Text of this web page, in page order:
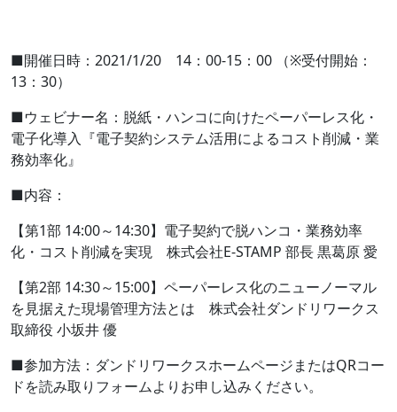
■開催日時： 2021/1/20 14 ： 00-15 ： 00
（※受付開始：
13 ： 30）
■ウェビナー名：脱紙・ハンコに向けたペーパーレス化・
電子化導入『電子契約システム活用によるコスト削減・業
務効率化』
■内容：
【第1部 14:00～14:30】電子契約で脱ハンコ・業務効率
化・コスト削減を実現 株式会社E-STAMP 部長 黒葛原 愛
【第2部 14:30～15:00】ペーパーレス化のニューノーマル
を見据えた現場管理方法とは 株式会社ダンドリワークス
取締役 小坂井 優
■参加方法：ダンドリワークスホームページまたはQRコー
ドを読み取りフォームよりお申し込みください。